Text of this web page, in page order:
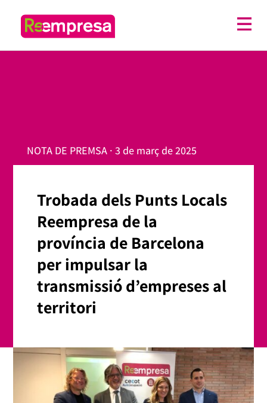
NOTA DE PREMSA · 3 de març de 2025
Trobada dels Punts Locals
Reempresa de la
província de Barcelona
per impulsar la
transmissió d’empreses al
territori